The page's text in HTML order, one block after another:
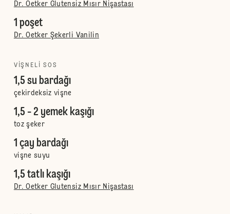
Dr. Oetker Glutensiz Mısır Nişastası
1 poşet
Dr. Oetker Şekerli Vanilin
VIŞNELI SOS
1,5 su bardağı
çekirdeksiz vişne
1,5 - 2 yemek kaşığı
toz şeker
1 çay bardağı
vişne suyu
1,5 tatlı kaşığı
Dr. Oetker Glutensiz Mısır Nişastası